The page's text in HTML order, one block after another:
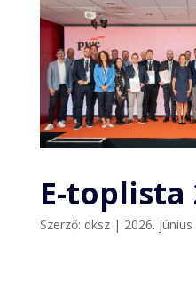
E-toplista
Szerző: dksz| 2026. június